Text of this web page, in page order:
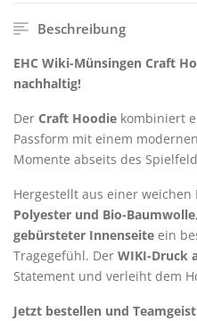
Beschreibung
EHC Wiki-Münsingen Craft
nachhaltig!
Der Craft Hoodie kombiniert
Passform mit einem
Momente abseits des
Hergestellt aus einer weichen
Polyester und Bio-Baumwolle
gebürsteter Innenseite ein
Tragegefühl. Der WIKI-Druck
Statement und verleiht dem
Jetzt bestellen und